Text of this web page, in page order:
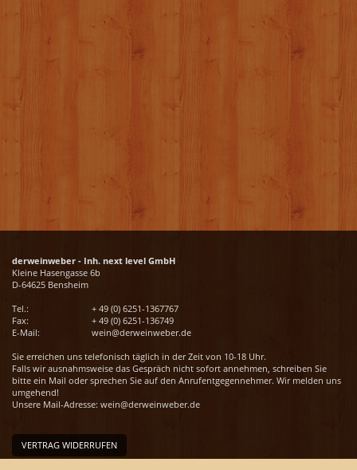
derweinweber - Inh. next level GmbH
Kleine Hasengasse 6b
D-64625 Bensheim
Tel.:
+ 49 (0) 6251-1367767
Fax:
+ 49 (0) 6251-136749
E-Mail:
wein@derweinweber.de
Sie erreichen uns telefonisch täglich in der Zeit von 10-18 Uhr.
Falls wir ausnahmsweise das Gespräch nicht sofort annehmen, schreiben Sie
bitte ein Mail oder sprechen Sie auf den Anrufentgegennehmer. Wir melden uns
umgehend!
Unsere Mail-Adresse: wein@derweinweber.de
VERTRAG WIDERRUFEN